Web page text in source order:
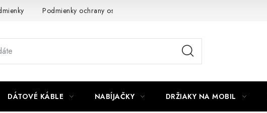
Podmienky ochrany osobných údajov
DÁTOVÉ KÁBLE NABÍJAČKY DRŽIAKY NA MOBIL